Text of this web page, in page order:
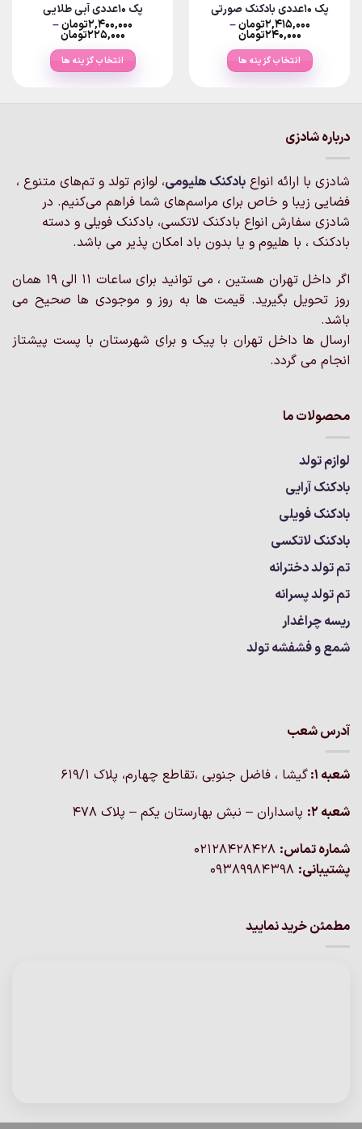
پک ۱۰عددی بادکنک صورتی
۲,۴۱۵,۰۰۰تومان–
۲۴۰,۰۰۰تومانPrice
through
۲,۴۱۵,۰۰۰تومان
انتخاب گزینه ها
باشد.
گزینه
ها
ممکن
است
صفحه
محصول
شوند
پک ۱۰عددی آبی طلایی
۲,۴۰۰,۰۰۰تومان–
۲۲۵,۰۰۰تومانPrice
through
۲,۴۰۰,۰۰۰تومان
انتخاب گزینه ها
باشد.
گزینه
ها
ممکن
است
صفحه
محصول
شوند
درباره شادزی
شادزی با ارائه انواع بادکنک‌ هلیومی، لوازم تولد و تم‌های متنوع ،
فضایی زیبا و خاص برای مراسم‌های شما فراهم می‌کنیم. در
شادزی سفارش انواع بادکنک لاتکسی، بادکنک فویلی و دسته
بادکنک ، با هلیوم و یا بدون باد امکان پذیر می باشد.
اگر داخل تهران هستین ، می توانید برای ساعات 11 الی 19 همان
روز تحویل بگیرید. قیمت ها به روز و موجودی ها صحیح می
باشد.
ارسال ها داخل تهران با پیک و برای شهرستان با پست پیشتاز
انجام می گردد.
محصولات ما
لوازم تولد
بادکنک آرایی
بادکنک فویلی
بادکنک لاتکسی
تم تولد دخترانه
تم تولد پسرانه
ریسه چراغدار
شمع و فشفشه تولد
آدرس شعب
شعبه 1:
گيشا ، فاضل جنوبی ،تقاطع چهارم، پلاک 619/1
شعبه 2:
پاسداران – نبش بهارستان یکم – پلاک ۴۷۸
شماره تماس:
پشتیبانی:
مطمئن خرید نمایید